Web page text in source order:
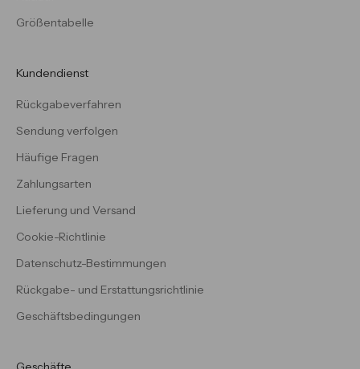
Größentabelle
Kundendienst
Rückgabeverfahren
Sendung verfolgen
Häufige Fragen
Zahlungsarten
Lieferung und Versand
Cookie-Richtlinie
Datenschutz-Bestimmungen
Rückgabe- und Erstattungsrichtlinie
Geschäftsbedingungen